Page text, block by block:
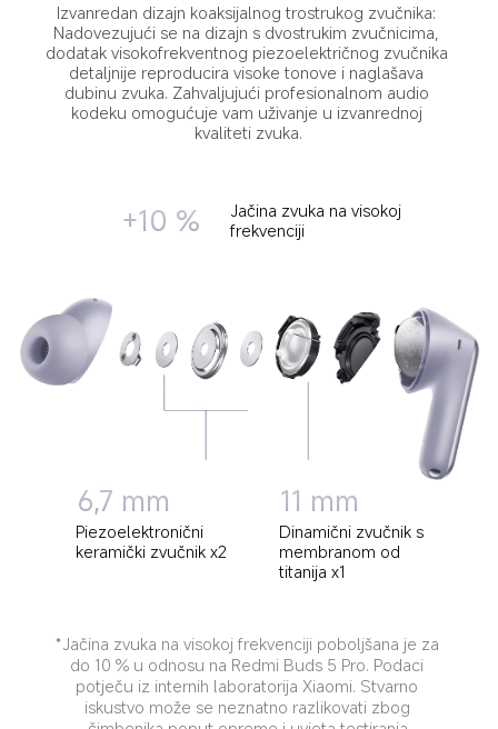
Izvanredan dizajn koaksijalnog trostrukog zvučnika:
Nadovezujući se na dizajn s dvostrukim zvučnicima,
dodatak visokofrekventnog piezoelektričnog zvučnika
detaljnije reproducira visoke tonove i naglašava
dubinu zvuka. Zahvaljujući profesionalnom audio
kodeku omogućuje vam uživanje u izvanrednoj
kvaliteti zvuka.
+10 %
Jačina zvuka na visokoj
frekvenciji
6,7 mm
Piezoelektronični
keramički zvučnik x2
11 mm
Dinamični zvučnik s
membranom od
titanija x1
*Jačina zvuka na visokoj frekvenciji poboljšana je za
do 10 % u odnosu na Redmi Buds 5 Pro. Podaci
potječu iz internih laboratorija Xiaomi. Stvarno
iskustvo može se neznatno razlikovati zbog